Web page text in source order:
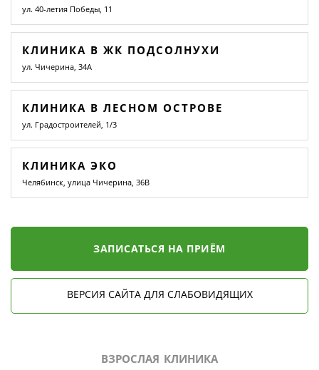
ул. 40-летия Победы, 11
КЛИНИКА В ЖК ПОДСОЛНУХИ
ул. Чичерина, 34А
КЛИНИКА В ЛЕСНОМ ОСТРОВЕ
ул. Градостроителей, 1/3
КЛИНИКА ЭКО
Челябинск, улица Чичерина, 36В
ЗАПИСАТЬСЯ НА ПРИЁМ
ВЕРСИЯ САЙТА ДЛЯ СЛАБОВИДЯЩИХ
ВЗРОСЛАЯ КЛИНИКА